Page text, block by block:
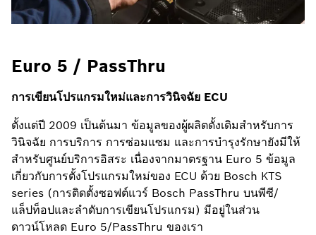
Euro 5 / PassThru
การเขียนโปรแกรมใหม่และการวินิจฉัย ECU
ตั้งแต่ปี 2009 เป็นต้นมา ข้อมูลของผู้ผลิตดั้งเดิมสำหรับการ
วินิจฉัย การบริการ การซ่อมแซม และการบำรุงรักษายังมีให้
สำหรับศูนย์บริการอิสระ เนื่องจากมาตรฐาน Euro 5 ข้อมูล
เกี่ยวกับการตั้งโปรแกรมใหม่ของ ECU ด้วย Bosch KTS
series (การติดตั้งซอฟต์แวร์ Bosch PassThru บนพีซี/
แล็ปท็อปและลำดับการเขียนโปรแกรม) มีอยู่ในส่วน
ดาวน์โหลด Euro 5/PassThru ของเรา